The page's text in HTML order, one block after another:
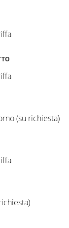
(su richiesta)